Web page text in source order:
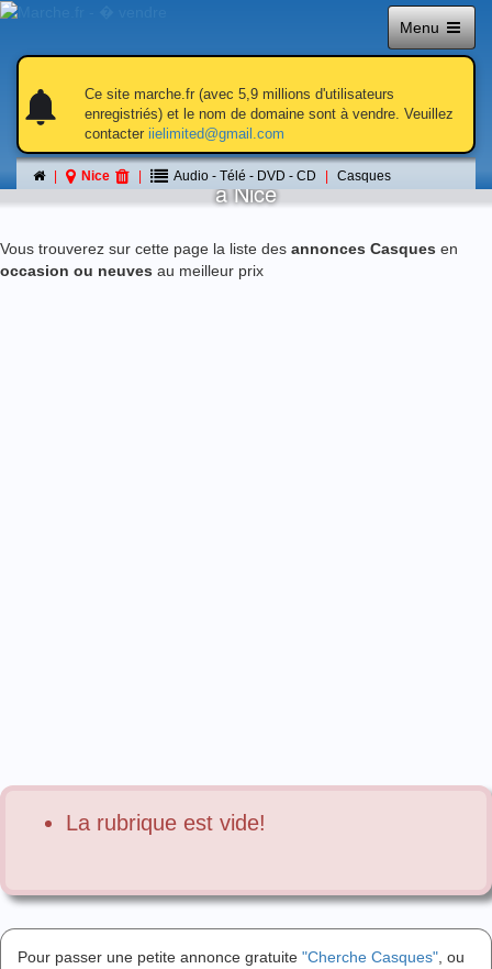
Menu
notifications
notifications
Ce site marche.fr (avec 5,9 millions d'utilisateurs
enregistriés) et le nom de domaine sont à vendre. Veuillez
contacter iielimited@gmail.com
Nice Audio - Télé - DVD - CD Casques
Casques
á Nice
Vous trouverez sur cette page la liste des annonces Casques en
occasion ou neuves au meilleur prix
La rubrique est vide!
Pour passer une petite annonce gratuite "Cherche Casques" , ou